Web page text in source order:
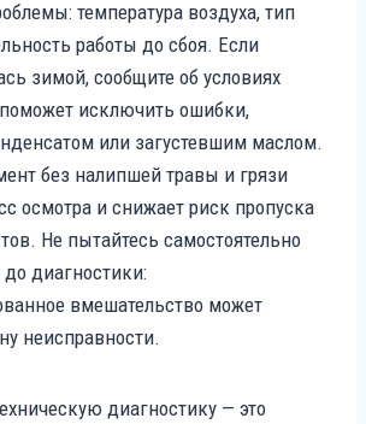
температура воздуха, тип
работы до сбоя. Если
зимой, сообщите об условиях
исключить ошибки,
или загустевшим маслом.
без налипшей травы и грязи
осмотра и снижает риск пропуска
Не пытайтесь самостоятельно
диагностики:
вмешательство может
неисправности.
диагностику — это